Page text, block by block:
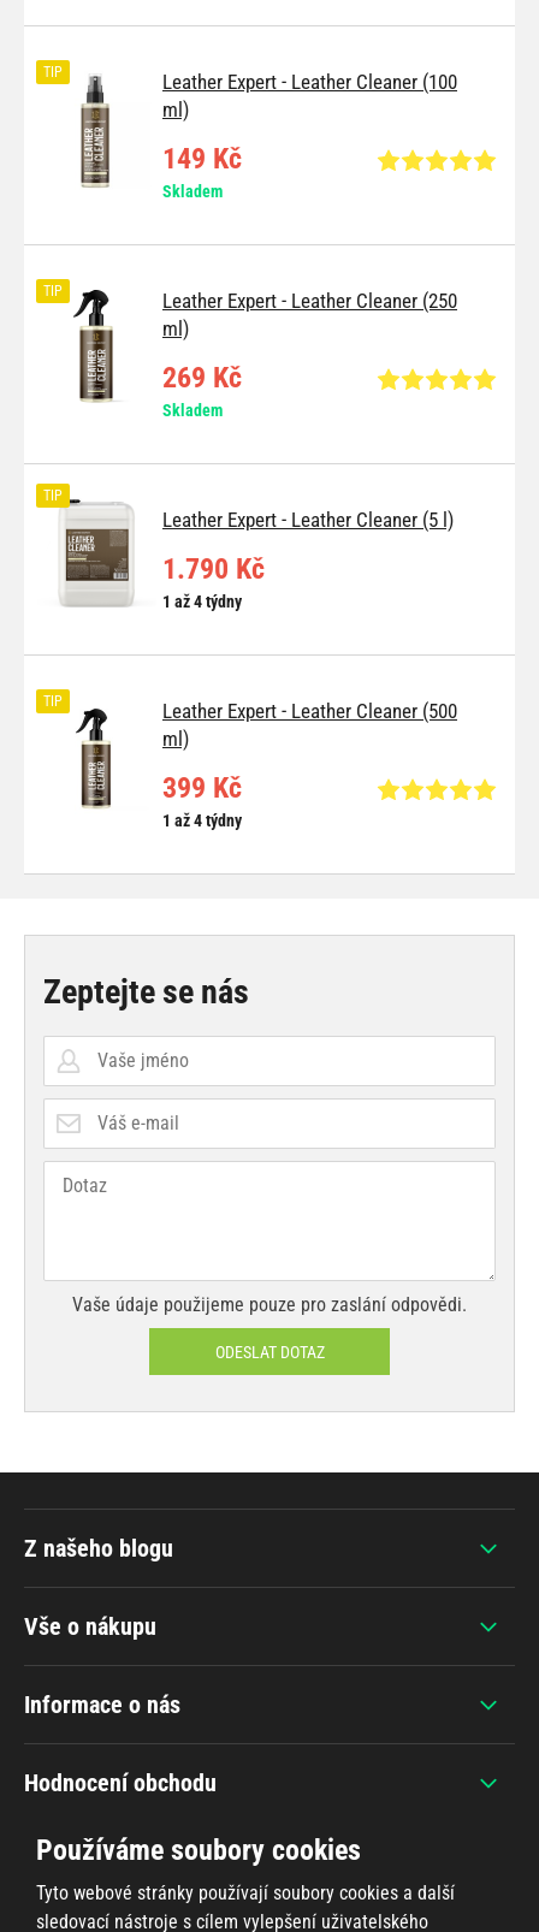
Leather Expert - Leather Cleaner (100
ml)
TIP
149 Kč
Skladem
Leather Expert - Leather Cleaner (250
ml)
TIP
269 Kč
Skladem
Leather Expert - Leather Cleaner (5 l)
TIP
1.790 Kč
1 až 4 týdny
Leather Expert - Leather Cleaner (500
ml)
TIP
399 Kč
1 až 4 týdny
Zeptejte se nás
Vaše údaje použijeme pouze pro zaslání odpovědi.
ODESLAT DOTAZ
Vše o nákupu
Informace o nás
Hodnocení obchodu
Z našeho blogu
Používáme soubory cookies
Tyto webové stránky používají soubory cookies a další
sledovací nástroje s cílem vylepšení uživatelského